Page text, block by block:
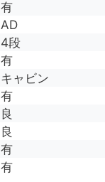
有
AD
4段
有
キャビン
有
良
良
有
有